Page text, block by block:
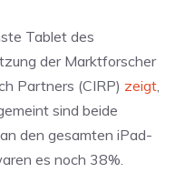
Tablet des
der Marktforscher
Partners (CIRP) zeigt
sind beide
den gesamten iPad-
es noch 38%.